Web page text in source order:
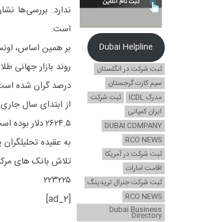
است.
بر همین اساس، اونس طلا به نرخ ۳ هزار و
درصد گران شده است. آیت تغییر در
۲۶۲۴.۵ دلار بوده است و هم اکنون با رشدی بیش از ۱۲۰۰ دلار به محدوده ۳۹۰۰ دلار رسیده است.
به عقیده
تلاش بانک های
۲۲۳۲۲۵
[ad_2]
Dubai Helpline
ثبت شرکت در انگلستان
سیم کارت گرجستان
مدرک ICDL
ثبت شرکت
ایران کمپانی
DUBAI COMPANY
RCO NEWS
ثبت شرکت در آمریکا
اقامت امارات
ثبت شرکت جنرال تریدینگ
RCO NEWS
Dubai Business
Directory